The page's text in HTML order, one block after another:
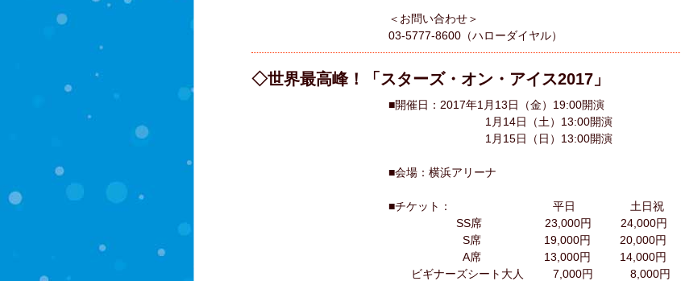
＜お問い合わせ＞
03-5777-8600（ハローダイヤル）
◇世界最高峰！「スターズ・オン・アイス2017」
■開催日：2017年1月13日（金）19:00開演
1月14日（土）13:00開演
1月15日（日）13:00開演
■会場：横浜アリーナ
■チケット： 平日 土日祝
SS席 23,000円 24,000円
S席 19,000円 20,000円
A席 13,000円 14,000円
ビギナーズシート大人 7,000円 8,000円